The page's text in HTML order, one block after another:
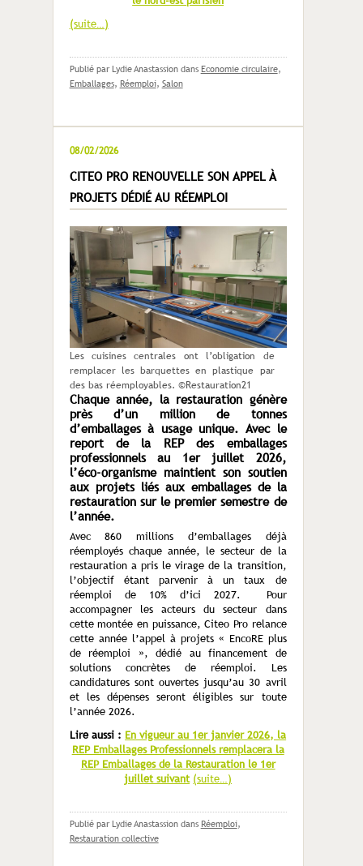
(suite…)
Publié par Lydie Anastassion dans Economie circulaire,
Emballages, Réemploi, Salon
08/02/2026
CITEO PRO RENOUVELLE SON APPEL À
PROJETS DÉDIÉ AU RÉEMPLOI
Les cuisines centrales ont l’obligation de
remplacer les barquettes en plastique par
des bas réemployables. ©Restauration21
Chaque année, la restauration génère
près d’un million de tonnes
d’emballages à usage unique. Avec le
report de la REP des emballages
professionnels au 1er juillet 2026,
l’éco-organisme maintient son soutien
aux projets liés aux emballages de la
restauration sur le premier semestre de
l’année.
Avec 860 millions d’emballages déjà
réemployés chaque année, le secteur de la
restauration a pris le virage de la transition,
l’objectif étant parvenir à un taux de
réemploi de 10% d’ici 2027. Pour
accompagner les acteurs du secteur dans
cette montée en puissance, Citeo Pro relance
cette année l’appel à projets « EncoRE plus
de réemploi », dédié au financement de
solutions concrètes de réemploi. Les
candidatures sont ouvertes jusqu’au 30 avril
et les dépenses seront éligibles sur toute
l’année 2026.
Lire aussi : En vigueur au 1er janvier 2026, la
REP Emballages Professionnels remplacera la
REP Emballages de la Restauration le 1er
juillet suivant (suite…)
Publié par Lydie Anastassion dans Réemploi,
Restauration collective